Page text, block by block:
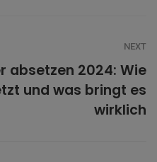
NEXT
absetzen 2024: Wie
und was bringt es
wirklich